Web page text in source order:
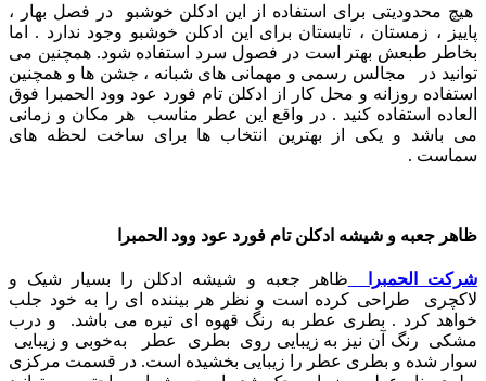
هیچ محدودیتی برای استفاده از این ادکلن خوشبو در فصل بهار ،
پاییز ، زمستان ، تابستان برای این ادکلن خوشبو وجود ندارد . اما
بخاطر طبعش بهتر است در فصول سرد استفاده شود.همچنین می
توانید در مجالس رسمی و مهمانی های شبانه ، جشن ها و همچنین
استفاده روزانه و محل کار از ادکلن تام فورد عود وود الحمبرا فوق
العاده استفاده کنید . در واقع این عطر مناسب هر مکان و زمانی
می باشد و یکی از بهترین انتخاب ها برای ساخت لحظه های
سماست .
ظاهر جعبه و شیشه ادکلن تام فورد عود وود الحمبرا
شرکت الحمبرا
ظاهر جعبه و شیشه ادکلن را بسیار شیک و
لاکچری طراحی کرده است و نظر هر بیننده ای را به خود جلب
خواهد کرد . بطری عطر به رنگ قهوه ای تیره می باشد.
و درب
مشکی رنگ آن نیز به زیبایی روی بطری عطر به‌خوبی و زیبایی
سوار شده و بطری عطر را زیبایی بخشیده است. در قسمت مرکزی